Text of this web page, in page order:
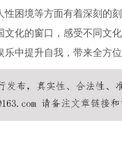
性困境等方面有着深刻的
文化的窗口，感受不同文
中提升自我，带来全方位